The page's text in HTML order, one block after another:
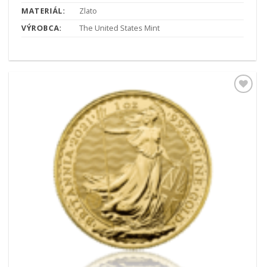
MATERIÁL:
Zlato
VÝROBCA:
The United States Mint